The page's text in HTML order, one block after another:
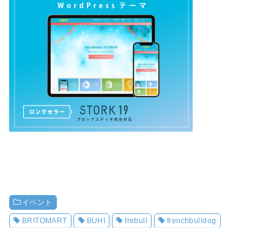
イベント
BRITOMART BUHI frebull frenchbulldog